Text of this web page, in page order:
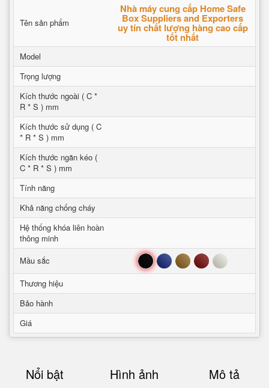
Tên sản phẩm
Nhà máy cung cấp Home Safe
Box Suppliers and Exporters
uy tín chất lượng hàng cao cấp
tốt nhất
Model
Trọng lượng
Kích thước ngoài ( C *
R * S ) mm
Kích thước sử dụng ( C
* R * S ) mm
Kích thước ngăn kéo (
C * R * S ) mm
Tính năng
Khả năng chống cháy
Hệ thống khóa liên hoàn
thông minh
Mầu sắc
Đen Xanh Nâu Đỏ Trắng
Thương hiệu
Bảo hành
Giá
Nổi bật Hình ảnh Mô tả